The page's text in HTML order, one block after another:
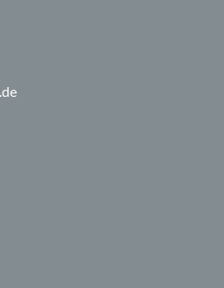
9 0 5 0
info.de